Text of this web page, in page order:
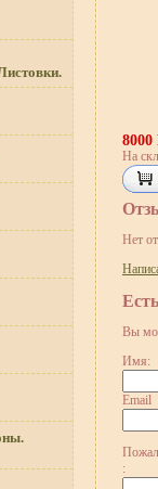
На
Нет
Вы
Имя:
Email
: